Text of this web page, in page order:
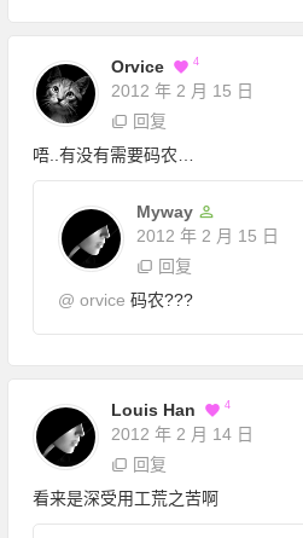
Orvice 4
2012 年 2 月 15 日
回复
唔..有没有需要码农…
Myway
2012 年 2 月 15 日
回复
@ orvice 码农???
Louis Han 4
2012 年 2 月 14 日
回复
看来是深受用工荒之苦啊